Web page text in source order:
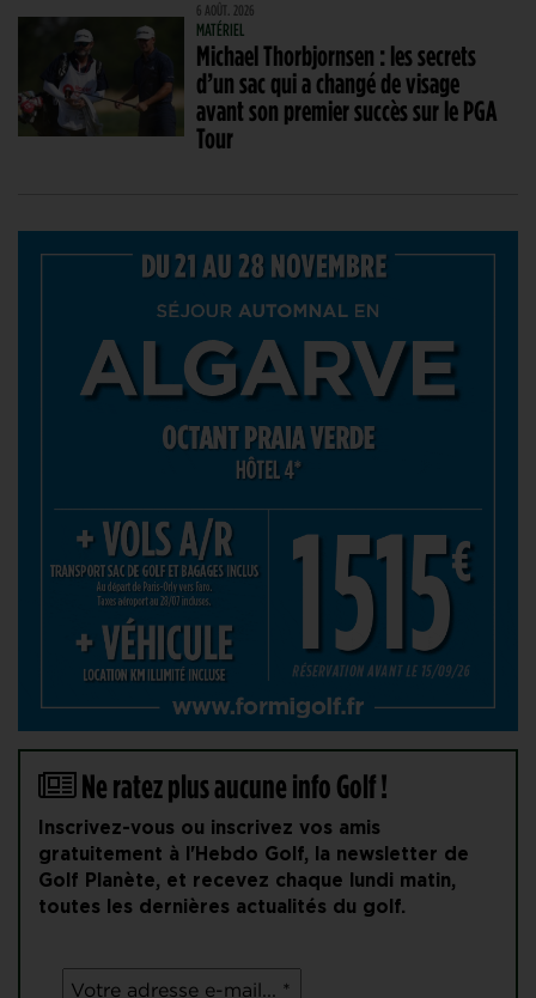
6 AOÛT. 2026
MATÉRIEL
Michael Thorbjornsen : les secrets
d’un sac qui a changé de visage
avant son premier succès sur le PGA
Tour
Ne ratez plus aucune info Golf !
Inscrivez-vous ou inscrivez vos amis
gratuitement à l'Hebdo Golf, la newsletter de
Golf Planète, et recevez chaque lundi matin,
toutes les dernières actualités du golf.